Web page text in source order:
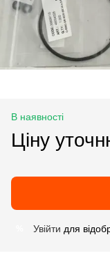
В наявності
Ціну
Увійти для